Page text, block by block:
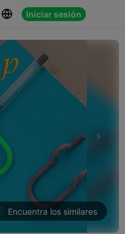
 Iniciar sesión
 
Encuentra los similares